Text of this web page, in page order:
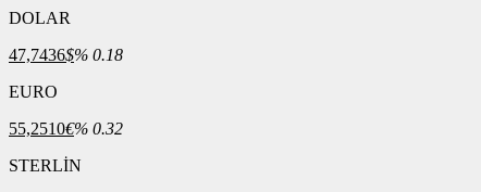
DOLAR
47,7436$% 0.18
EURO
55,2510€% 0.32
STERLİN